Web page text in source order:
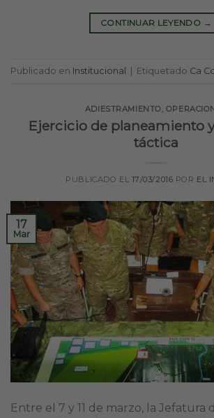
CONTINUAR LEYENDO →
Publicado en Institucional | Etiquetado Ca
ADIESTRAMIENTO ,
Ejercicio de planeamiento
táctica
PUBLICADO EL 17/03/2016 POR EL
17
Mar
Entre el 7 y 11 de marzo, la Jefatura